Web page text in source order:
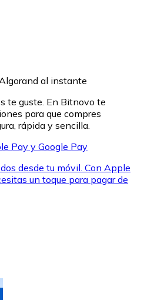
con efectivo en tu tienda más
al instante
te guste. En Bitnovo te
para que compres
rápida y sencilla.
Pay y Google Pay
desde tu móvil. Con Apple
un toque para pagar de